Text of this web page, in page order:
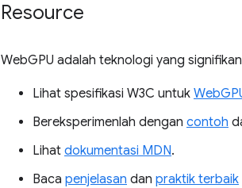
Resource
WebGPU adalah teknologi yang
Lihat spesifikasi W3C untuk
Bereksperimenlah dengan contoh
Lihat dokumentasi MDN.
Baca penjelasan dan praktik terbaik